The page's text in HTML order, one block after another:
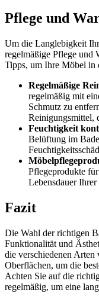
Pflege und
Um die Langlebigkeit
regelmäßige Pflege und
Tipps, um Ihre Möbel in
Regelmäßige
regelmäßig mit
Schmutz zu
Reinigungsmittel,
Feuchtigkeit
Belüftung im
Pflegeprodukte
Lebensdauer
Fazit
Die Wahl der richtigen
Funktionalität und
die verschiedenen
Oberflächen, um die
Achten Sie auf die
regelmäßig, um eine